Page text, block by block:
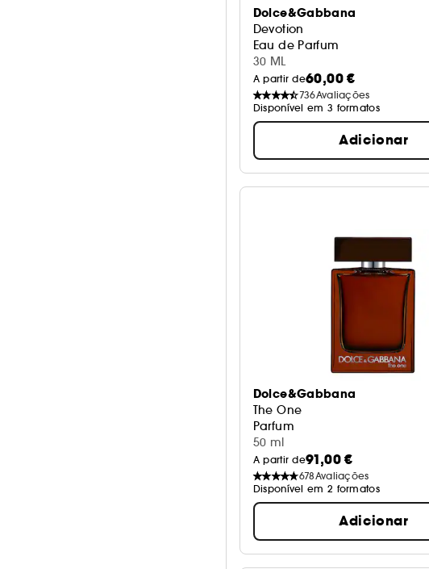
Dolce&Gabbana
Devotion
Eau de Parfum
30 ML
A partir de60,00 €
736Avaliações
Disponível em 3 formatos
Adicionar
Dolce&Gabbana
The One
Parfum
50 ml
A partir de91,00 €
678Avaliações
Disponível em 2 formatos
Adicionar